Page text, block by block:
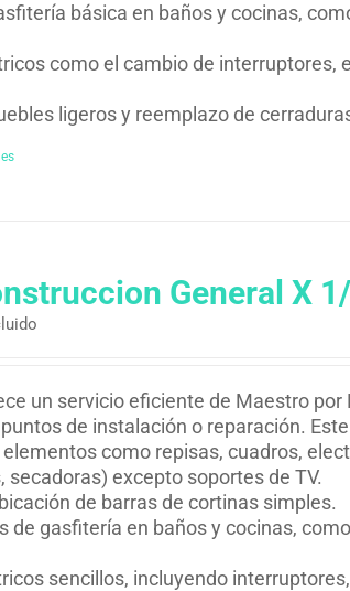
básica en baños y cocinas,
como el cambio de interruptores,
ligeros y reemplazo de
General X
un servicio eficiente de Maestro
de instalación o reparación.
como repisas, cuadros,
secadoras) excepto soportes de TV.
de barras de cortinas simples.
de gasfitería en baños y cocinas,
sencillos, incluyendo